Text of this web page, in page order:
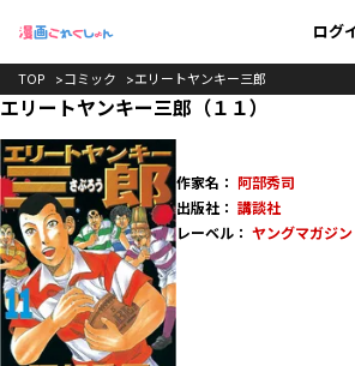
ログ
TOP コミック エリートヤンキー三郎
エリートヤンキー三郎（１１）
作家名： 阿部秀司
出版社： 講談社
レーベル： ヤングマガジン